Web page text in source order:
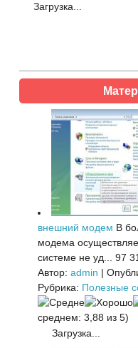
Загрузка...
внешний модем В
модема
системе не уд...
97
Автор: admin |
Рубрика: Полезные
среднем: 3,88 из 5)
Загрузка...